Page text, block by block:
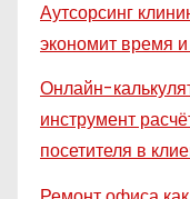
Аутсорсинг
экономит время
Онлайн-
инструмент
посетителя в